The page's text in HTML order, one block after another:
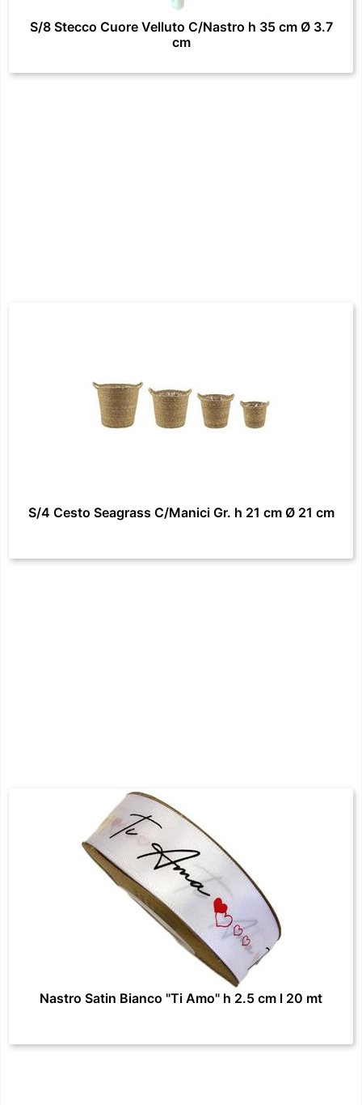
S/8 Stecco Cuore Velluto C/Nastro h 35 cm Ø 3.7
cm
S/4 Cesto Seagrass C/Manici Gr. h 21 cm Ø 21 cm
Nastro Satin Bianco "Ti Amo" h 2.5 cm l 20 mt